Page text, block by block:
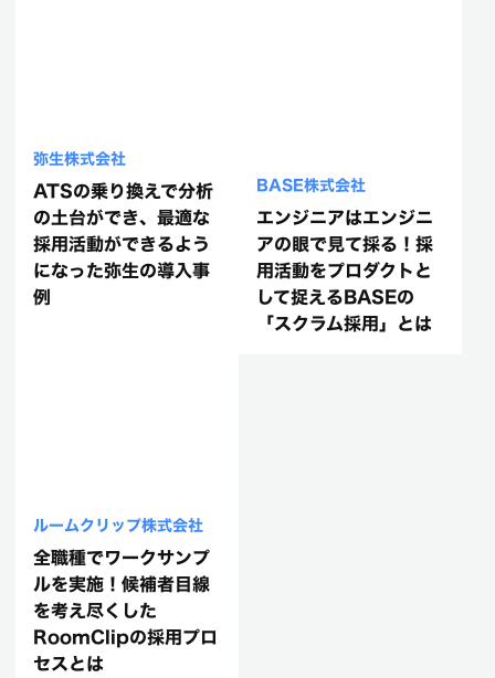
弥生株式会社
ATSの乗り換えで分析
の土台ができ、最適な
採用活動ができるよう
になった弥生の導入事
例
BASE株式会社
エンジニアはエンジニ
アの眼で見て採る！採
用活動をプロダクトと
して捉えるBASEの
「スクラム採用」とは
ルームクリップ株式会社
全職種でワークサンプ
ルを実施！候補者目線
を考え尽くした
RoomClipの採用プロ
セスとは